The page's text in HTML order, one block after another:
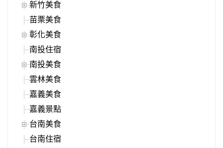
新竹美食
苗栗美食
彰化美食
南投住宿
南投美食
雲林美食
嘉義美食
嘉義景點
台南美食
台南住宿